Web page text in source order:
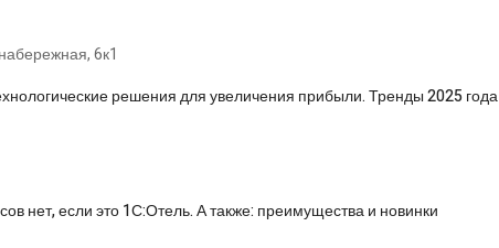
6к1
решения для увеличения прибыли. Тренды 2025 года
нет, если это 1С:Отель. А также: преимущества и новинки